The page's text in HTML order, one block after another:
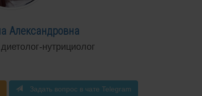
Александровна
нутрициолог
Задать вопрос в чате Telegram